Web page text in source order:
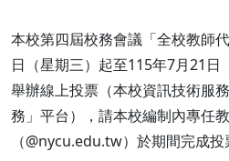
本校第四屆校務會議「全校教師
日（星期三）起至115年7月21日
舉辦線上投票（本校資訊技術服
務」平台），請本校編制內專任
（@nycu.edu.tw）於期間完成投